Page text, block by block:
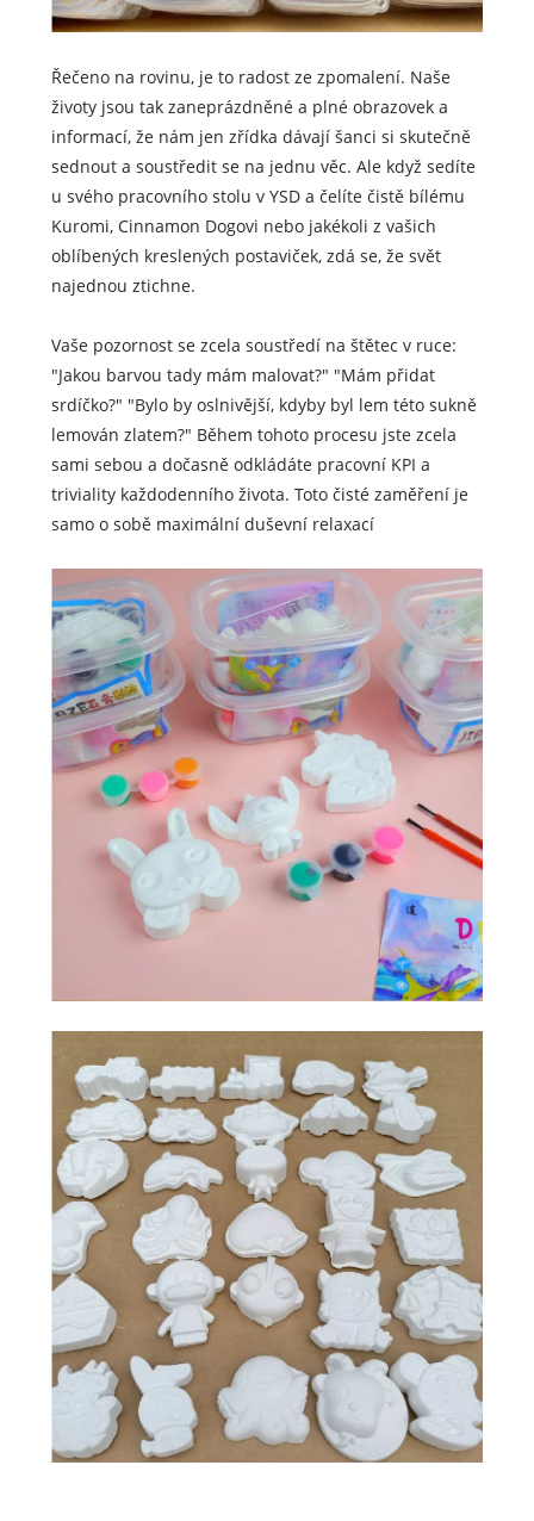
Řečeno na rovinu, je to radost ze zpomalení. Naše
životy jsou tak zaneprázdněné a plné obrazovek a
informací, že nám jen zřídka dávají šanci si skutečně
sednout a soustředit se na jednu věc. Ale když sedíte
u svého pracovního stolu v YSD a čelíte čistě bílému
Kuromi, Cinnamon Dogovi nebo jakékoli z vašich
oblíbených kreslených postaviček, zdá se, že svět
najednou ztichne.
Vaše pozornost se zcela soustředí na štětec v ruce:
"Jakou barvou tady mám malovat?" "Mám přidat
srdíčko?" "Bylo by oslnivější, kdyby byl lem této sukně
lemován zlatem?" Během tohoto procesu jste zcela
sami sebou a dočasně odkládáte pracovní KPI a
triviality každodenního života. Toto čisté zaměření je
samo o sobě maximální duševní relaxací